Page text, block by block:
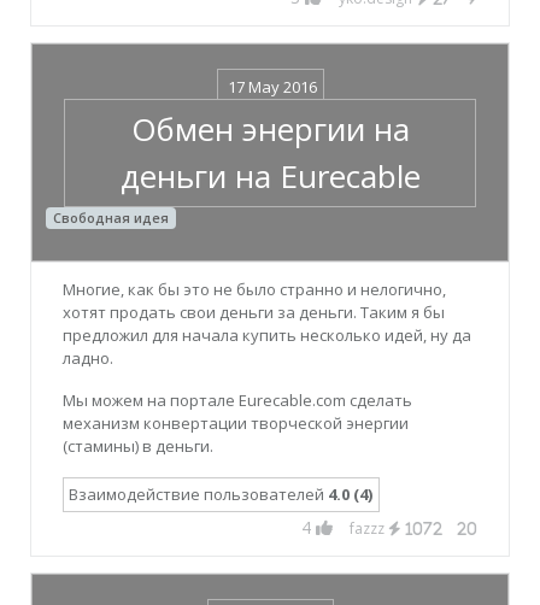
17 May 2016
Обмен энергии на
деньги на Eurecable
Свободная идея
Многие, как бы это не было странно и нелогично,
хотят продать свои деньги за деньги. Таким я бы
предложил для начала купить несколько идей, ну да
ладно.
Мы можем на портале Eurecable.com сделать
механизм конвертации творческой энергии
(стамины) в деньги.
Взаимодействие пользователей 4.0 (4)
4 fazzz 1072 20